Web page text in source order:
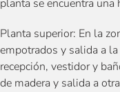
planta se encuentra
Planta superior: En la
empotrados y salida a
recepción, vestidor y
de madera y salida a